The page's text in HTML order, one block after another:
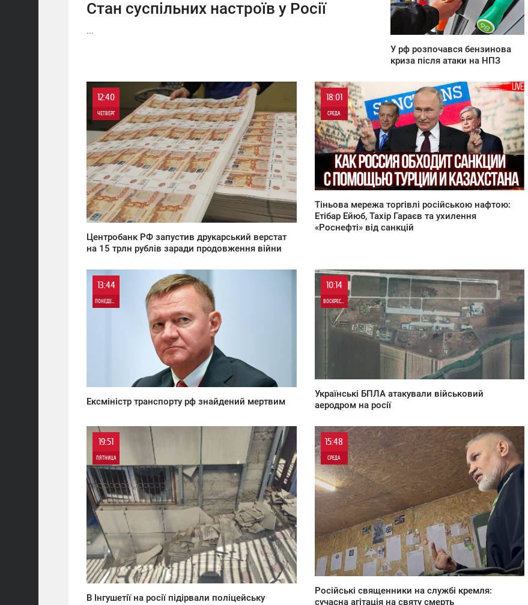
Стан суспільних настроїв у Росії
...
0
У рф розпочався бензинова
криза після атаки на НПЗ
12:40
ЧЕТВЕРГ
0
0
Центробанк РФ запустив друкарський верстат
на 15 трлн рублів заради продовження війни
18:01
СРЕДА
0
0
Тіньова мережа торгівлі російською нафтою:
Етібар Ейюб, Тахір Гараєв та ухилення
«Роснефті» від санкцій
13:44
Ексміністр транспорту рф знайдений мертвим
10:14
ВОСКРЕСЕНЬЕ
0
Українські БПЛА атакували військовий
аеродром на росії
19:51
ПЯТНИЦА
0
0
В Інгушетії на росії підірвали поліцейську
15:48
СРЕДА
Російські священники на службі кремля:
сучасна агітація на святу смерть